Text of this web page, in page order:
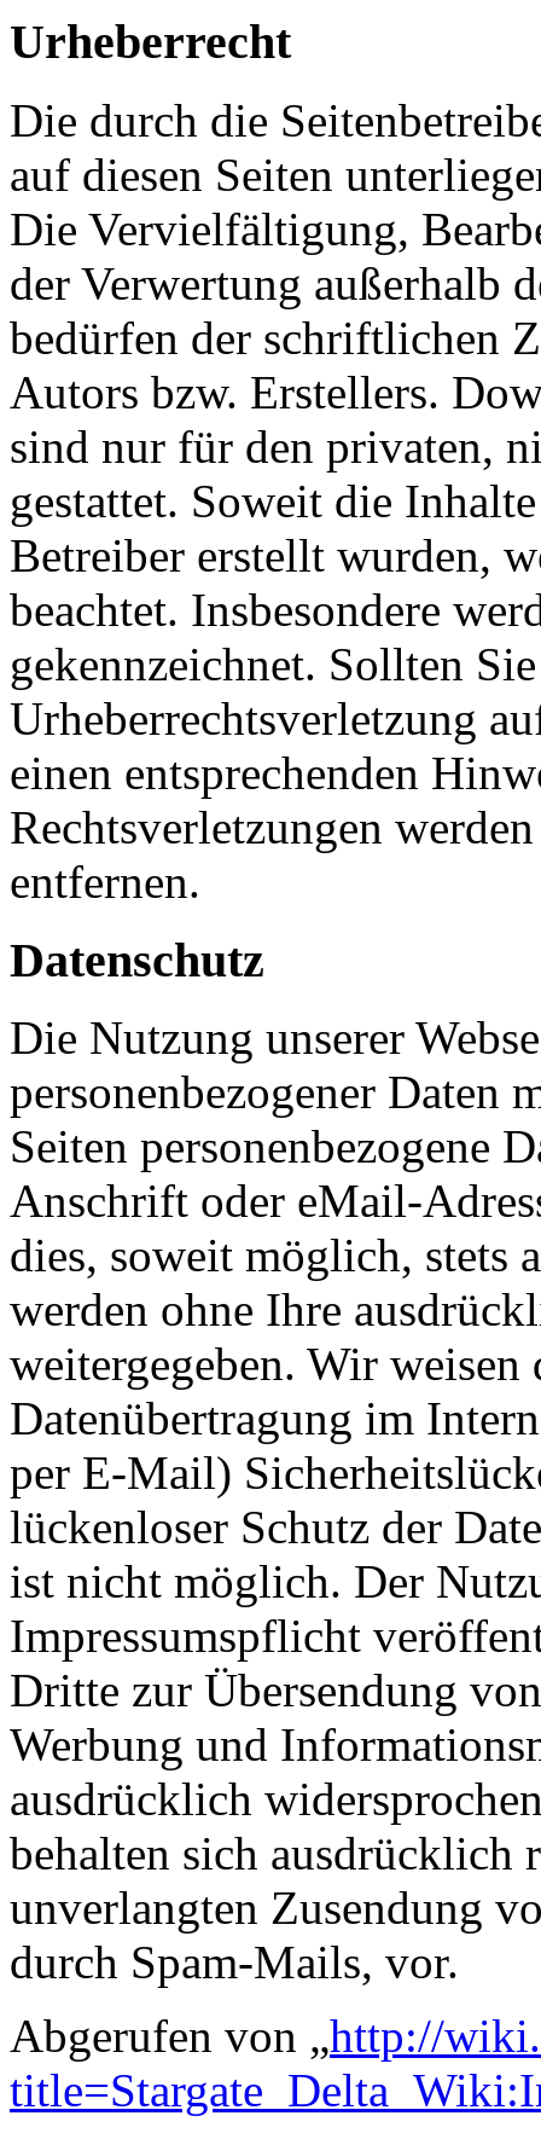
Urheberrecht
Die durch die
auf diesen Seiten
Die Vervielfältigung,
der Verwertung außerhalb
bedürfen der schriftlichen
Autors bzw. Erstellers.
sind nur für den privaten,
gestattet. Soweit die
Betreiber erstellt wurden,
beachtet. Insbesondere
gekennzeichnet. Sollten
Urheberrechtsverletzung
einen entsprechenden
Rechtsverletzungen
entfernen.
Datenschutz
Die Nutzung unserer
personenbezogener Daten
Seiten personenbezogene
Anschrift oder eMail-
dies, soweit möglich, stets
werden ohne Ihre
weitergegeben. Wir weisen
Datenübertragung im
per E-Mail)
lückenloser Schutz der
ist nicht möglich. Der
Impressumspflicht
Dritte zur Übersendung
Werbung und
ausdrücklich
behalten sich ausdrücklich
unverlangten Zusendung
durch Spam-Mails, vor.
Abgerufen von „http://